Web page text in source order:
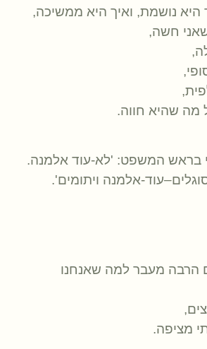
היא נושמת, ואיך היא ממשיכה,
חשה,
מה שהיא חווה.
בראש המשפט: 'לא-עוד אלמנה.
אלמנה ויתומים'.
הרבה מעבר למה שאנחנו
מציפה.